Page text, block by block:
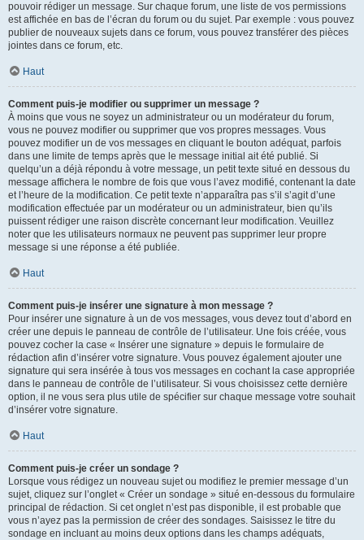
pouvoir rédiger un message. Sur chaque forum, une liste de vos permissions
est affichée en bas de l’écran du forum ou du sujet. Par exemple : vous pouvez
publier de nouveaux sujets dans ce forum, vous pouvez transférer des pièces
jointes dans ce forum, etc.
Haut
Comment puis-je modifier ou supprimer un message ?
À moins que vous ne soyez un administrateur ou un modérateur du forum,
vous ne pouvez modifier ou supprimer que vos propres messages. Vous
pouvez modifier un de vos messages en cliquant le bouton adéquat, parfois
dans une limite de temps après que le message initial ait été publié. Si
quelqu’un a déjà répondu à votre message, un petit texte situé en dessous du
message affichera le nombre de fois que vous l’avez modifié, contenant la date
et l’heure de la modification. Ce petit texte n’apparaîtra pas s’il s’agit d’une
modification effectuée par un modérateur ou un administrateur, bien qu’ils
puissent rédiger une raison discrète concernant leur modification. Veuillez
noter que les utilisateurs normaux ne peuvent pas supprimer leur propre
message si une réponse a été publiée.
Haut
Comment puis-je insérer une signature à mon message ?
Pour insérer une signature à un de vos messages, vous devez tout d’abord en
créer une depuis le panneau de contrôle de l’utilisateur. Une fois créée, vous
pouvez cocher la case « Insérer une signature » depuis le formulaire de
rédaction afin d’insérer votre signature. Vous pouvez également ajouter une
signature qui sera insérée à tous vos messages en cochant la case appropriée
dans le panneau de contrôle de l’utilisateur. Si vous choisissez cette dernière
option, il ne vous sera plus utile de spécifier sur chaque message votre souhait
d’insérer votre signature.
Haut
Comment puis-je créer un sondage ?
Lorsque vous rédigez un nouveau sujet ou modifiez le premier message d’un
sujet, cliquez sur l’onglet « Créer un sondage » situé en-dessous du formulaire
principal de rédaction. Si cet onglet n’est pas disponible, il est probable que
vous n’ayez pas la permission de créer des sondages. Saisissez le titre du
sondage en incluant au moins deux options dans les champs adéquats,